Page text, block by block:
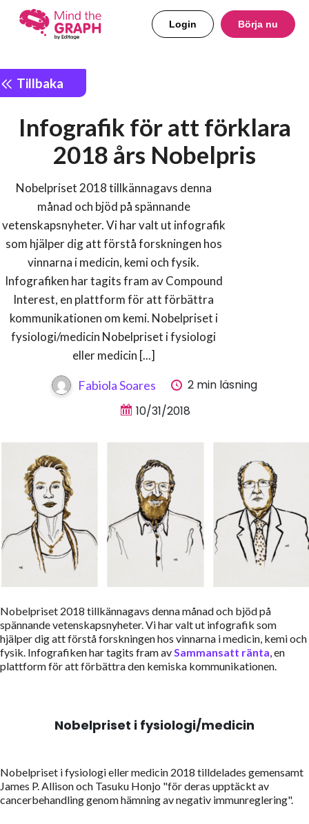
Login Börja nu
Tillbaka
Infografik för att förklara
2018 års Nobelpris
Nobelpriset 2018 tillkännagavs denna
månad och bjöd på spännande
vetenskapsnyheter. Vi har valt ut infografik
som hjälper dig att förstå forskningen hos
vinnarna i medicin, kemi och fysik.
Infografiken har tagits fram av Compound
Interest, en plattform för att förbättra
kommunikationen om kemi. Nobelpriset i
fysiologi/medicin Nobelpriset i fysiologi
eller medicin [...]
Fabiola Soares
2 min läsning
10/31/2018
Nobelpriset 2018 tillkännagavs denna månad och bjöd på
spännande vetenskapsnyheter. Vi har valt ut infografik som
hjälper dig att förstå forskningen hos vinnarna i medicin, kemi och
fysik. Infografiken har tagits fram avSammansatt ränta, en
plattform för att förbättra den kemiska kommunikationen.
Nobelpriset i fysiologi/medicin
Nobelpriset i fysiologi eller medicin 2018 tilldelades gemensamt
James P. Allison och Tasuku Honjo "för deras upptäckt av
cancerbehandling genom hämning av negativ immunreglering".